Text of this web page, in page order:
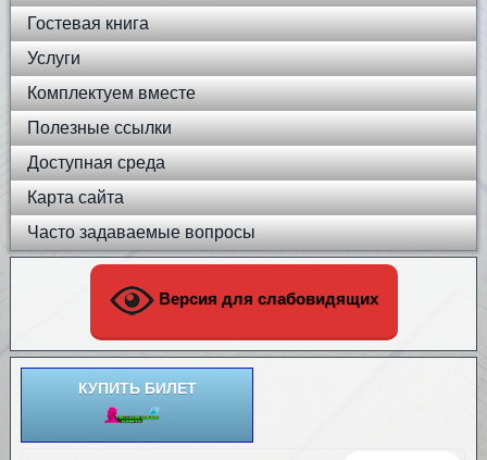
Гостевая книга
Услуги
Комплектуем вместе
Полезные ссылки
Доступная среда
Карта сайта
Часто задаваемые вопросы
Версия для слабовидящих
КУПИТЬ БИЛЕТ